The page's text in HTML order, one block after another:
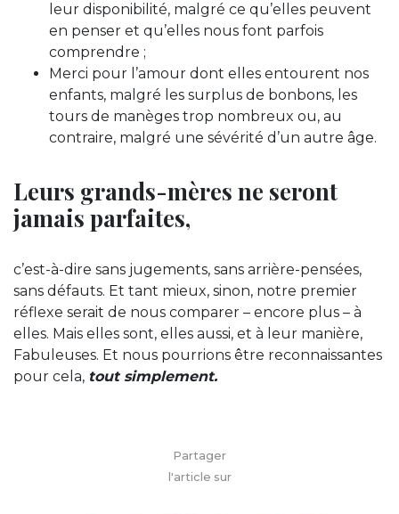
leur disponibilité, malgré ce qu’elles peuvent
en penser et qu’elles nous font parfois
comprendre ;
Merci pour l’amour dont elles entourent nos
enfants, malgré les surplus de bonbons, les
tours de manèges trop nombreux ou, au
contraire, malgré une sévérité d’un autre âge.
Leurs grands-mères ne seront
jamais parfaites,
c’est-à-dire sans jugements, sans arrière-pensées,
sans défauts. Et tant mieux, sinon, notre premier
réflexe serait de nous comparer – encore plus – à
elles. Mais elles sont, elles aussi, et à leur manière,
Fabuleuses. Et nous pourrions être reconnaissantes
pour cela, tout simplement.
Partager
l'article sur